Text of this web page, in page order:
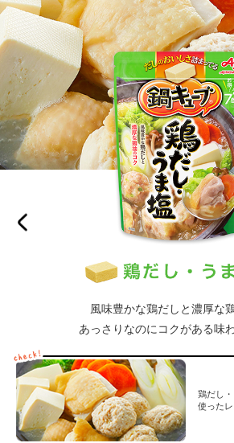
風味豊かな鶏だしと濃厚な
あっさりなのにコクがある味
鶏だし
使った